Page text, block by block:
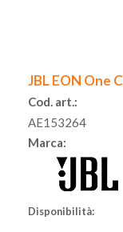
JBL EON One
Cod. art.:
AE153264
Marca:
Disponibilità: